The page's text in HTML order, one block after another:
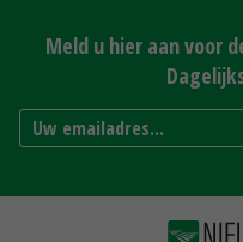
Meld u hier aan voor